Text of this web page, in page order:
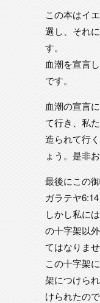
この本はイ
選し、それ
す。
血潮を宣言
です。
血潮の宣言
て行き、私
造られて行
ょう。是非
最後にこの
ガラテヤ6:14
しかし私に
の十字架以
てはなりませ
この十字架
架につけら
けられたので